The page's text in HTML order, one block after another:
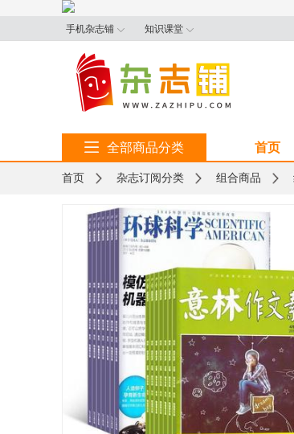
手机杂志铺 知识课堂
全部商品分类 首页
首页 杂志订阅分类 组合商品